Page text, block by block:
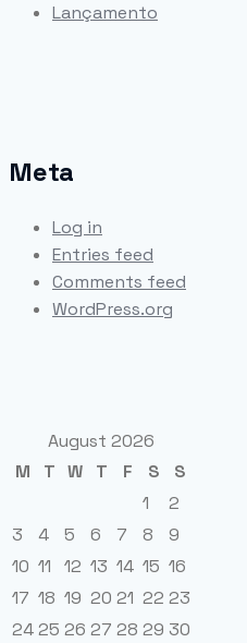
Lançamento
Meta
Log in
Entries feed
Comments feed
WordPress.org
August 2026
M
T W T F S
S
1
2
3
4 5 6 7 8
9
10 11 12 13 14 15 16
17 18 19 20 21 22 23
2425 26 27 28 29 30